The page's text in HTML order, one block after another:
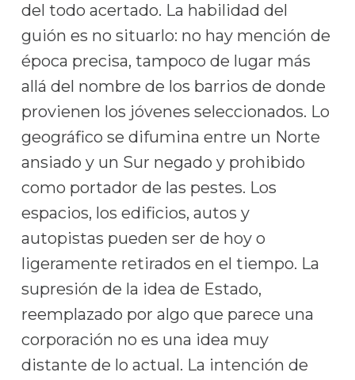
del todo acertado. La habilidad del
guión es no situarlo: no hay mención de
época precisa, tampoco de lugar más
allá del nombre de los barrios de donde
provienen los jóvenes seleccionados. Lo
geográfico se difumina entre un Norte
ansiado y un Sur negado y prohibido
como portador de las pestes. Los
espacios, los edificios, autos y
autopistas pueden ser de hoy o
ligeramente retirados en el tiempo. La
supresión de la idea de Estado,
reemplazado por algo que parece una
corporación no es una idea muy
distante de lo actual. La intención de